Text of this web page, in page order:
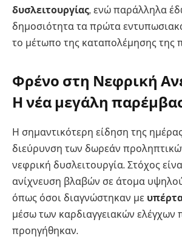
δυσλειτουργίας, ενώ παράλληλα
δημοσιότητα τα πρώτα
το μέτωπο της καταπολέμησης της
Φρένο στη Νεφρική
Η νέα μεγάλη
Η σημαντικότερη είδηση της
διεύρυνση των δωρεάν
νεφρική δυσλειτουργία. Στόχος
ανίχνευση βλαβών σε άτομα
όπως όσοι διαγνώστηκαν με
μέσω των καρδιαγγειακών ελέγχων
προηγήθηκαν.